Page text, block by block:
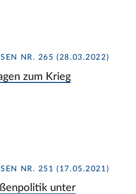
NR. 265 (28.03.2022)
zum Krieg
NR. 251 (17.05.2021)
unter